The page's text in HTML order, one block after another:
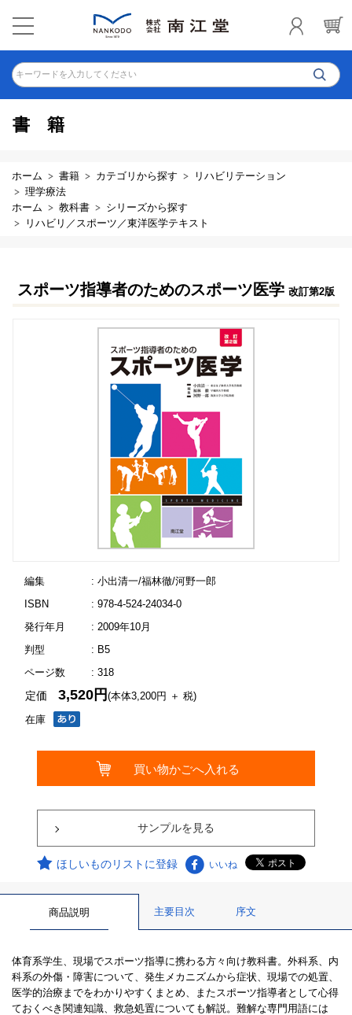
キーワードを入力してください
書籍
ホーム 書籍 カテゴリから探す
リハビリテーション
理学療法
ホーム
教科書
シリーズから探す
リハビリ／スポーツ／東洋医学テキスト
スポーツ指導者のためのスポーツ医学 改訂第2版
編集
: 小出清一/福林徹/河野一郎
ISBN
: 978-4-524-24034-0
発行年月
: 2009年10月
判型
: B5
ページ数
: 318
在庫
定価3,520円(本体3,200円 ＋ 税)
サンプルを見る
ほしいものリストに登録 いいね
商品説明 主要目次 序文
体育系学生、現場でスポーツ指導に携わる方々向け教科書。外科系、内
科系の外傷・障害について、発生メカニズムから症状、現場での処置、
医学的治療までをわかりやすくまとめ、またスポーツ指導者として心得
ておくべき関連知識、救急処置についても解説。難解な専門用語には